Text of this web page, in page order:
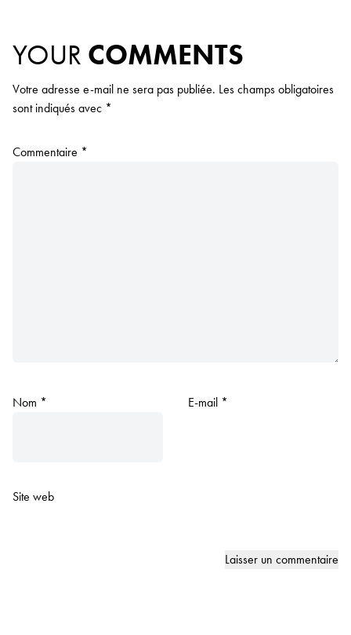
YOUR COMMENTS
Votre adresse e-mail ne sera pas publiée. Les champs obligatoires
sont indiqués avec *
Commentaire *
Nom * E-mail *
Site web